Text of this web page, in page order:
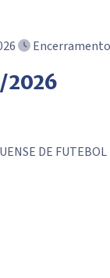
2026
DE